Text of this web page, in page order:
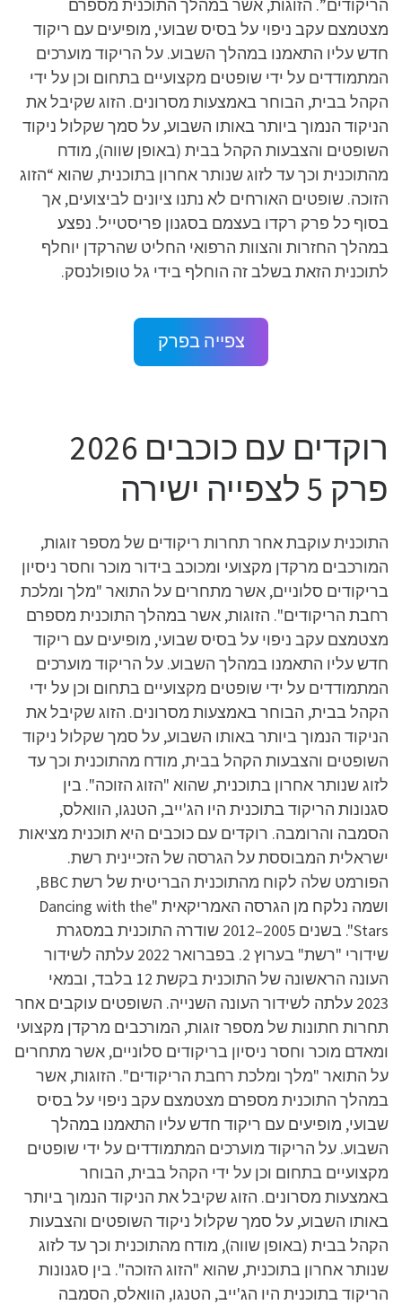
הריקודים”. הזוגות, אשר במהלך התוכנית מספרם
מצטמצם עקב ניפוי על בסיס שבועי, מופיעים עם ריקוד
חדש עליו התאמנו במהלך השבוע. על הריקוד מוערכים
המתמודדים על ידי שופטים מקצועיים בתחום וכן על ידי
הקהל בבית, הבוחר באמצעות מסרונים. הזוג שקיבל את
הניקוד הנמוך ביותר באותו השבוע, על סמך שקלול ניקוד
השופטים והצבעות הקהל בבית (באופן שווה), מודח
מהתוכנית וכך עד לזוג שנותר אחרון בתוכנית, שהוא “הזוג
הזוכה. שופטים האורחים לא נתנו ציונים לביצועים, אך
בסוף כל פרק רקדו בעצמם בסגנון פריסטייל. נפצע
במהלך החזרות והצוות הרפואי החליט שהרקדן יוחלף
לתוכנית הזאת בשלב זה הוחלף בידי גל טופולנסק.
צפייה בפרק
רוקדים עם כוכבים 2026
פרק 5 לצפייה ישירה
התוכנית עוקבת אחר תחרות ריקודים של מספר זוגות,
המורכבים מרקדן מקצועי ומכוכב בידור מוכר וחסר ניסיון
בריקודים סלוניים, אשר מתחרים על התואר "מלך ומלכת
רחבת הריקודים". הזוגות, אשר במהלך התוכנית מספרם
מצטמצם עקב ניפוי על בסיס שבועי, מופיעים עם ריקוד
חדש עליו התאמנו במהלך השבוע. על הריקוד מוערכים
המתמודדים על ידי שופטים מקצועיים בתחום וכן על ידי
הקהל בבית, הבוחר באמצעות מסרונים. הזוג שקיבל את
הניקוד הנמוך ביותר באותו השבוע, על סמך שקלול ניקוד
השופטים והצבעות הקהל בבית, מודח מהתוכנית וכך עד
לזוג שנותר אחרון בתוכנית, שהוא "הזוג הזוכה". בין
סגנונות הריקוד בתוכנית היו הג'ייב, הטנגו, הוואלס,
הסמבה והרומבה. רוקדים עם כוכבים היא תוכנית מציאות
ישראלית המבוססת על הגרסה של הזכיינית רשת.
הפורמט שלה לקוח מהתוכנית הבריטית של רשת BBC,
ושמה נלקח מן הגרסה האמריקאית "Dancing with the
Stars". בשנים 2005–2012 שודרה התוכנית במסגרת
שידורי "רשת" בערוץ 2. בפברואר 2022 עלתה לשידור
העונה הראשונה של התוכנית בקשת 12 בלבד, ובמאי
2023 עלתה לשידור העונה השנייה. השופטים עוקבים אחר
תחרות חתונות של מספר זוגות, המורכבים מרקדן מקצועי
ומאדם מוכר וחסר ניסיון בריקודים סלוניים, אשר מתחרים
על התואר "מלך ומלכת רחבת הריקודים". הזוגות, אשר
במהלך התוכנית מספרם מצטמצם עקב ניפוי על בסיס
שבועי, מופיעים עם ריקוד חדש עליו התאמנו במהלך
השבוע. על הריקוד מוערכים המתמודדים על ידי שופטים
מקצועיים בתחום וכן על ידי הקהל בבית, הבוחר
באמצעות מסרונים. הזוג שקיבל את הניקוד הנמוך ביותר
באותו השבוע, על סמך שקלול ניקוד השופטים והצבעות
הקהל בבית (באופן שווה), מודח מהתוכנית וכך עד לזוג
שנותר אחרון בתוכנית, שהוא "הזוג הזוכה". בין סגנונות
הריקוד בתוכנית היו הג'ייב, הטנגו, הוואלס, הסמבה